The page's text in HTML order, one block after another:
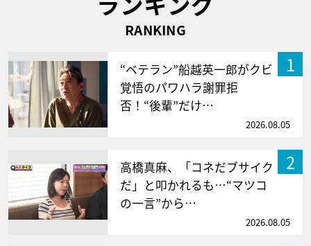
RANKING
1
“ベテラン”船越英一郎がクビ
覚悟のパワハラ謝罪拒
否！“後輩”だけ…
2026.08.05
2
高橋真麻、「コネだブサイク
だ」と叩かれるも…“マツコ
の一言”から…
2026.08.05